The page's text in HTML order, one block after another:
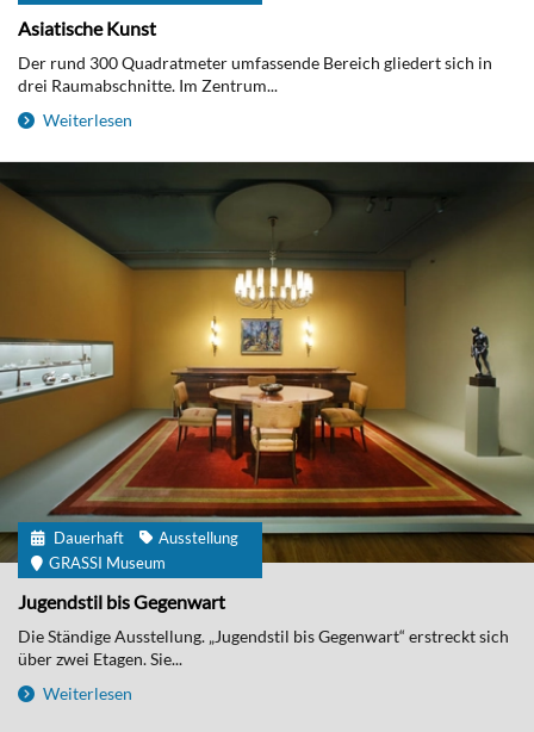
Asiatische Kunst
Der rund 300 Quadratmeter umfassende Bereich gliedert sich in
drei Raumabschnitte. Im Zentrum...
Weiterlesen
Dauerhaft
Ausstellung
GRASSI Museum
Jugendstil bis Gegenwart
Die Ständige Ausstellung. „Jugendstil bis Gegenwart“ erstreckt sich
über zwei Etagen. Sie...
Weiterlesen